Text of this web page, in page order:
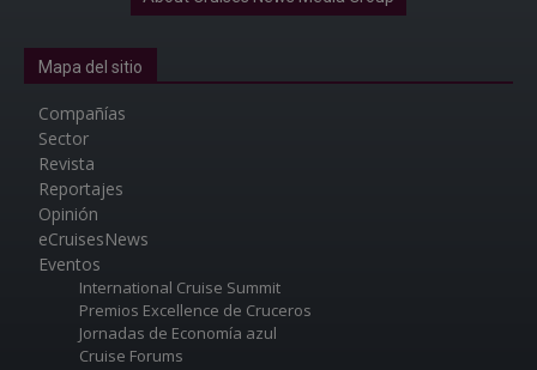
Mapa del sitio
Compañías
Sector
Revista
Reportajes
Opinión
eCruisesNews
Eventos
International Cruise Summit
Premios Excellence de Cruceros
Jornadas de Economía azul
Cruise Forums